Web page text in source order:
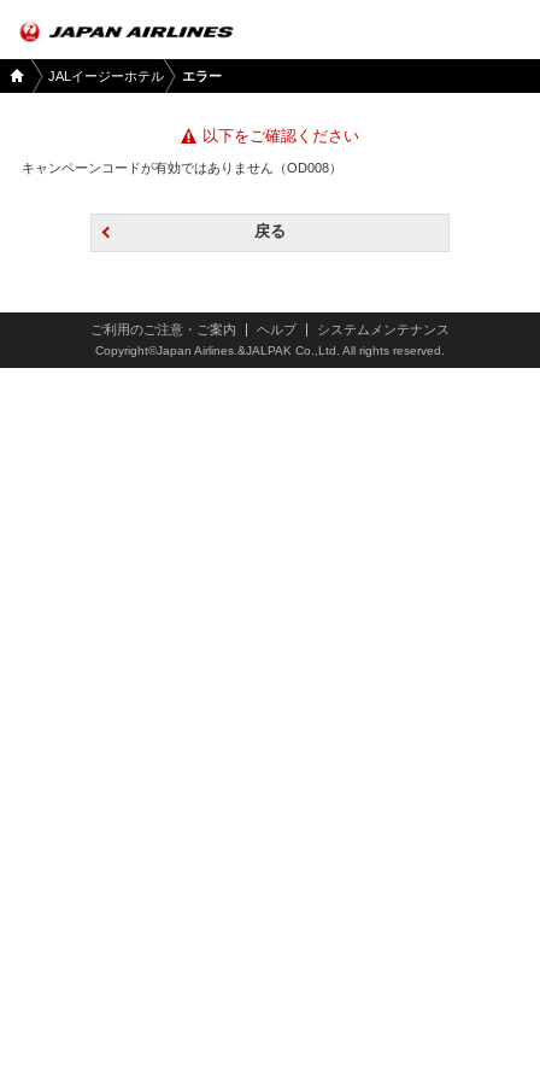
国内
ツア
JALイージーホテル エラー
以下をご確認ください
キャンペーンコードが有効ではありません（OD008）
戻る
ご利用のご注意・ご案内 ヘルプ システムメンテナンス
Copyright©Japan Airlines.&JALPAK Co.,Ltd. All rights reserved.